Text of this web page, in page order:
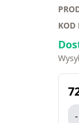
KOD
-